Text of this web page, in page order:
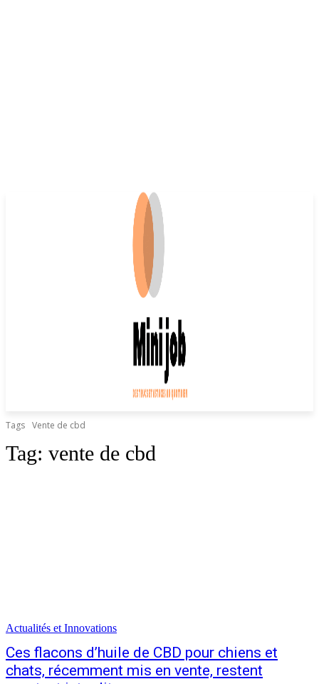
Tags Vente de cbd
Tag: vente de cbd
Actualités et Innovations
Ces flacons d’huile de CBD pour chiens et
chats, récemment mis en vente, restent